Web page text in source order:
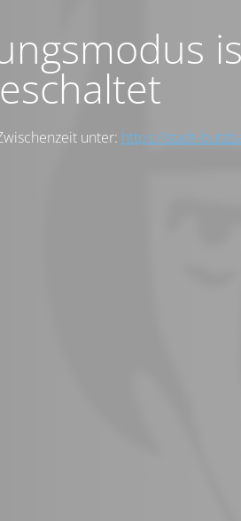
unter: https://stadt-